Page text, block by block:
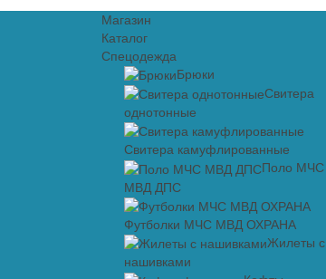
Магазин
Каталог
Спецодежда
Брюки
Свитера
однотонные
Свитера камуфлированные
Поло МЧС
МВД ДПС
Футболки МЧС МВД ОХРАНА
Жилеты с
нашивками